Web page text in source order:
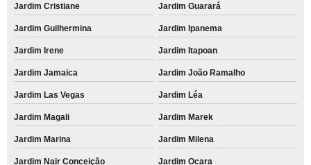
Jardim Cristiane Jardim Guarará
Jardim Guilhermina Jardim Ipanema
Jardim Irene Jardim Itapoan
Jardim Jamaica Jardim João Ramalho
Jardim Las Vegas Jardim Léa
Jardim Magali Jardim Marek
Jardim Marina Jardim Milena
Jardim Nair Conceição Jardim Ocara